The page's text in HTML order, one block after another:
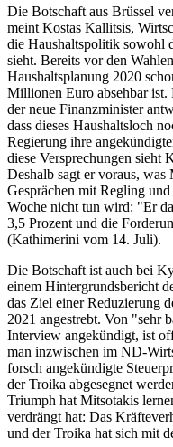
Die Botschaft aus Brüssel
meint Kostas Kallitsis,
die Haushaltspolitik sowohl
sieht. Bereits vor den
Haushaltsplanung 2020
Millionen Euro absehbar ist.
der neue Finanzminister
dass dieses Haushaltsloch
Regierung ihre
diese Versprechungen sieht
Deshalb sagt er voraus, was
Gesprächen mit Regling
Woche nicht tun wird: "Er
3,5 Prozent und die
(Kathimerini vom 14. Juli).
Die Botschaft ist auch bei
einem Hintergrundsbericht
das Ziel einer Reduzierung
2021 angestrebt. Von
Interview angekündigt, ist
man inzwischen im ND-
forsch angekündigte
der Troika abgesegnet
Triumph hat Mitsotakis
verdrängt hat: Das
und der Troika hat sich mit